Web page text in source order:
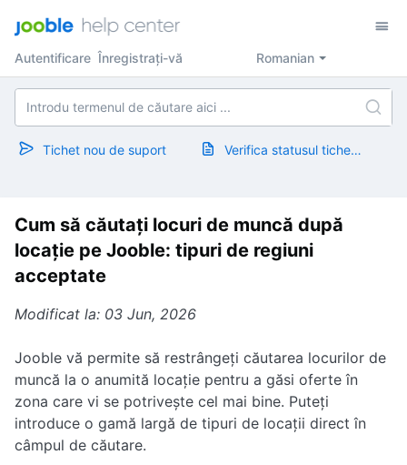
Romanian
Autentificare Înregistrați-vă
Tichet nou de suport Verifica statusul tichetului
Cum să căutați locuri de muncă după
locație pe Jooble: tipuri de regiuni
acceptate
Modificat la: 03 Jun, 2026
Jooble vă permite să restrângeți căutarea locurilor de
muncă la o anumită locație pentru a găsi oferte în
zona care vi se potrivește cel mai bine. Puteți
introduce o gamă largă de tipuri de locații direct în
câmpul de căutare.